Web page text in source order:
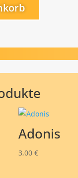
Adonis
3,00 €